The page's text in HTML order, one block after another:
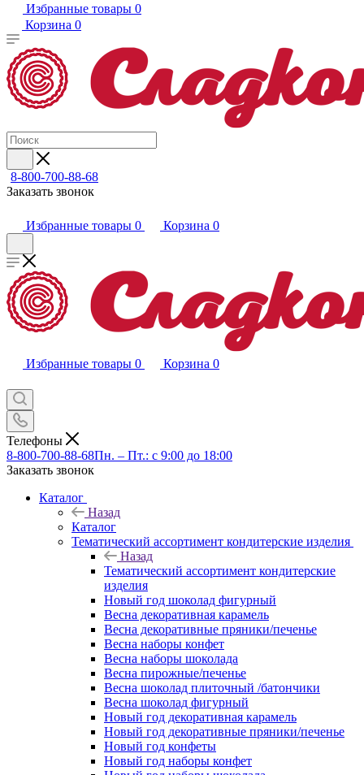
Избранные товары 0
Корзина 0
8-800-700-88-68
Заказать звонок
Избранные товары 0 Корзина 0
Избранные товары 0 Корзина 0
Телефоны
8-800-700-88-68Пн. – Пт.: с 9:00 до 18:00
Заказать звонок
Каталог
Назад
Каталог
Тематический ассортимент кондитерские изделия
Назад
Тематический ассортимент кондитерские
изделия
Новый год шоколад фигурный
Весна декоративная карамель
Весна декоративные пряники/печенье
Весна наборы конфет
Весна наборы шоколада
Весна пирожные/печенье
Весна шоколад плиточный /батончики
Весна шоколад фигурный
Новый год декоративная карамель
Новый год декоративные пряники/печенье
Новый год конфеты
Новый год наборы конфет